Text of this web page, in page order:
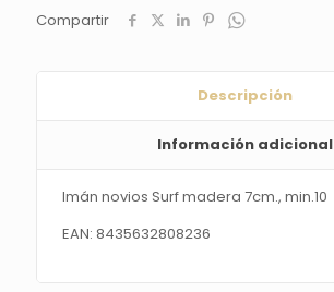
Compartir
Descripción
Información adicional
Imán novios Surf madera 7cm., min.10
EAN: 8435632808236